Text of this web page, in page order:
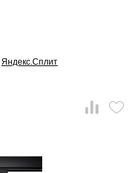
Яндекс.Сплит